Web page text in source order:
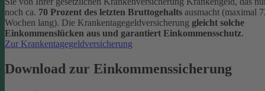
noch ca. 70 Prozent des letzten Bruttogehalts ausmacht (maximal
Wochen lang). Die Krankentagegeldversicherung gleicht solche
Einkommenslücken aus und garantiert Einkommensschutz.
Zur Krankentagegeldversicherung
Download zur Einkommenssicherung